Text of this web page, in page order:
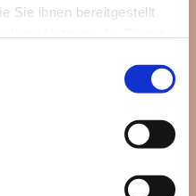
Sie ihnen bereitgestellt